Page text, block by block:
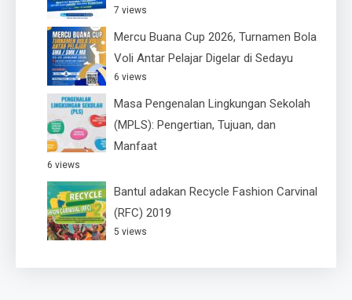
7 views
Mercu Buana Cup 2026, Turnamen Bola
Voli Antar Pelajar Digelar di Sedayu
6 views
Masa Pengenalan Lingkungan Sekolah
(MPLS): Pengertian, Tujuan, dan
Manfaat
6 views
Bantul adakan Recycle Fashion Carvinal
(RFC) 2019
5 views